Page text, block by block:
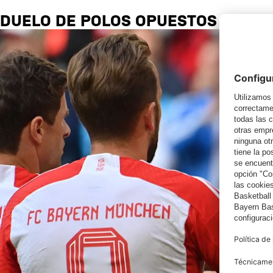
DUELO DE POLOS OPUESTOS